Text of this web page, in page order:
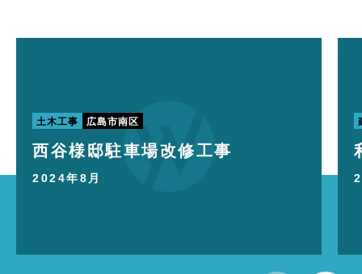
土木工事 広島市南区
西谷様邸駐車場改修工事
2024年8月